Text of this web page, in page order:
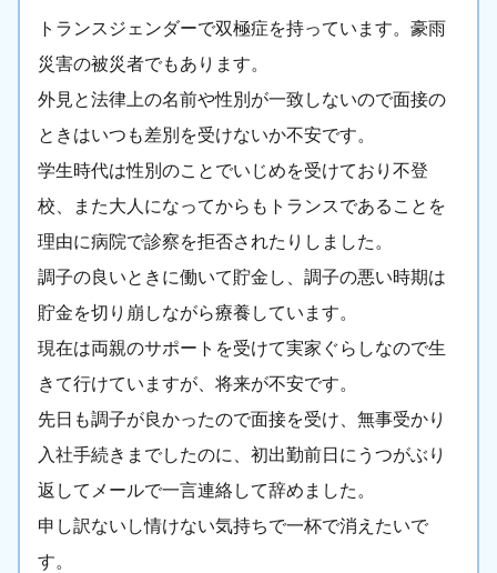
トランスジェンダーで双極症を持っています。豪雨
災害の被災者でもあります。
外見と法律上の名前や性別が一致しないので面接の
ときはいつも差別を受けないか不安です。
学生時代は性別のことでいじめを受けており不登
校、また大人になってからもトランスであることを
理由に病院で診察を拒否されたりしました。
調子の良いときに働いて貯金し、調子の悪い時期は
貯金を切り崩しながら療養しています。
現在は両親のサポートを受けて実家ぐらしなので生
きて行けていますが、将来が不安です。
先日も調子が良かったので面接を受け、無事受かり
入社手続きまでしたのに、初出勤前日にうつがぶり
返してメールで一言連絡して辞めました。
申し訳ないし情けない気持ちで一杯で消えたいで
す。